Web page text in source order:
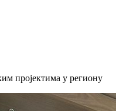
пројектима у региону